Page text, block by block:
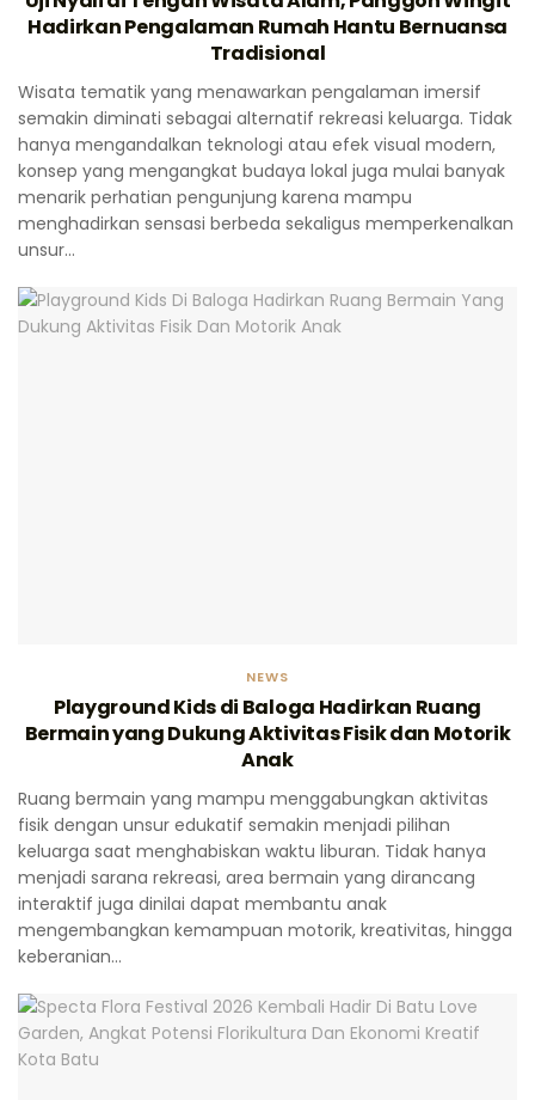
Hadirkan Pengalaman Rumah Hantu Bernuansa
Tradisional
Wisata tematik yang menawarkan pengalaman imersif
semakin diminati sebagai alternatif rekreasi keluarga. Tidak
hanya mengandalkan teknologi atau efek visual modern,
konsep yang mengangkat budaya lokal juga mulai banyak
menarik perhatian pengunjung karena mampu
menghadirkan sensasi berbeda sekaligus memperkenalkan
unsur...
NEWS
Playground Kids di Baloga Hadirkan Ruang
Bermain yang Dukung Aktivitas Fisik dan Motorik
Anak
Ruang bermain yang mampu menggabungkan aktivitas
fisik dengan unsur edukatif semakin menjadi pilihan
keluarga saat menghabiskan waktu liburan. Tidak hanya
menjadi sarana rekreasi, area bermain yang dirancang
interaktif juga dinilai dapat membantu anak
mengembangkan kemampuan motorik, kreativitas, hingga
keberanian...